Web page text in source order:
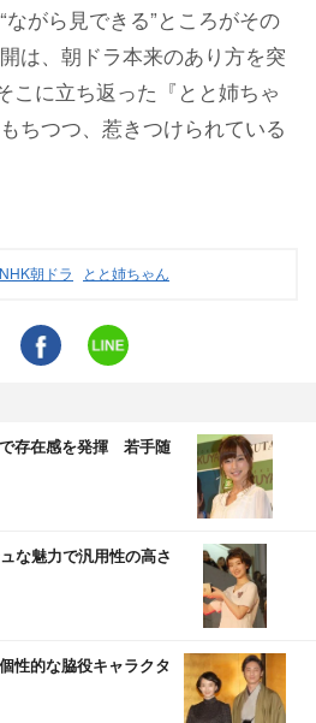
がら見できる”ところがその
は、朝ドラ本来のあり方を突
こに立ち返った『とと姉ちゃ
ちつつ、惹きつけられている
NHK朝ドラ とと姉ちゃん
存在感を発揮 若手随
な魅力で汎用性の高さ
性的な脇役キャラクタ